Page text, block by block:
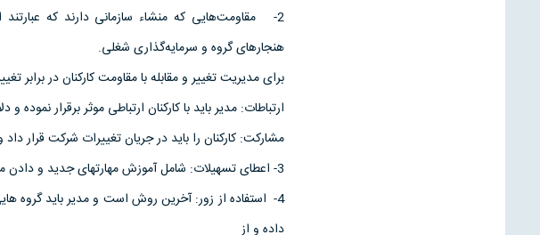
2- مقاومت‌هایی که منشاء سازمانی دارند که
هنجارهای گروه و سرمایه‌گذاری شغلی.
برای مدیریت تغییر و مقابله با مقاومت کارکنان در برابر
ارتباطات: مدیر باید با کارکنان ارتباطی موثر برقرار نموده و
مشارکت: کارکنان را باید در جریان تغییرات شرکت قرار
3- اعطای تسهیلات: شامل آموزش مهارتهای جدید و دادن مزایا و ..
4- استفاده از زور: آخرین روش است و مدیر باید گروه
داده و از